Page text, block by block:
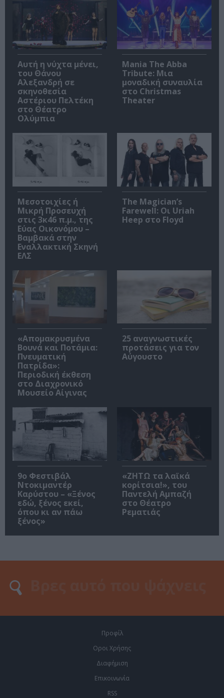
Αυτή η νύχτα μένει,
του Θάνου
Αλεξανδρή σε
σκηνοθεσία
Αστέριου Πελτέκη
στο Θέατρο
Ολύμπια
Mania The Abba
Tribute: Μια
μοναδική συναυλία
στο Christmas
Theater
Μεσοτοιχίες ή
Μικρή Προσευχή
στις 3κ46 π.μ., της
Εύας Οικονόμου –
Βαμβακά στην
Εναλλακτική Σκηνή
ΕΛΣ
The Magician’s
Farewell: Οι Uriah
Heep στο Floyd
«Απομακρυσμένα
Βουνά και Ποτάμια:
Πνευματική
Πατρίδα»:
Περιοδική έκθεση
στο Διαχρονικό
Μουσείο Αίγινας
25 αναγνωστικές
προτάσεις για τον
Αύγουστο
9ο Φεστιβάλ
Ντοκιμαντέρ
Καρύστου – «Ξένος
εδώ, ξένος εκεί,
όπου κι αν πάω
ξένος»
«ΖΗΤΩ τα λαϊκά
κορίτσια!», του
Παντελή Αμπαζή
στο Θέατρο
Ρεματιάς
Προφίλ
Οροι Χρήσης
Διαφήμιση
Επικοινωνία
RSS